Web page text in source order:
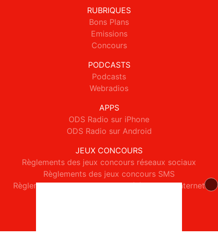
RUBRIQUES
Bons Plans
Emissions
Concours
PODCASTS
Podcasts
Webradios
APPS
ODS Radio sur iPhone
ODS Radio sur Android
JEUX CONCOURS
Règlements des jeux concours réseaux sociaux
Règlements des jeux concours SMS
Règlements des jeux concours téléphone et internet